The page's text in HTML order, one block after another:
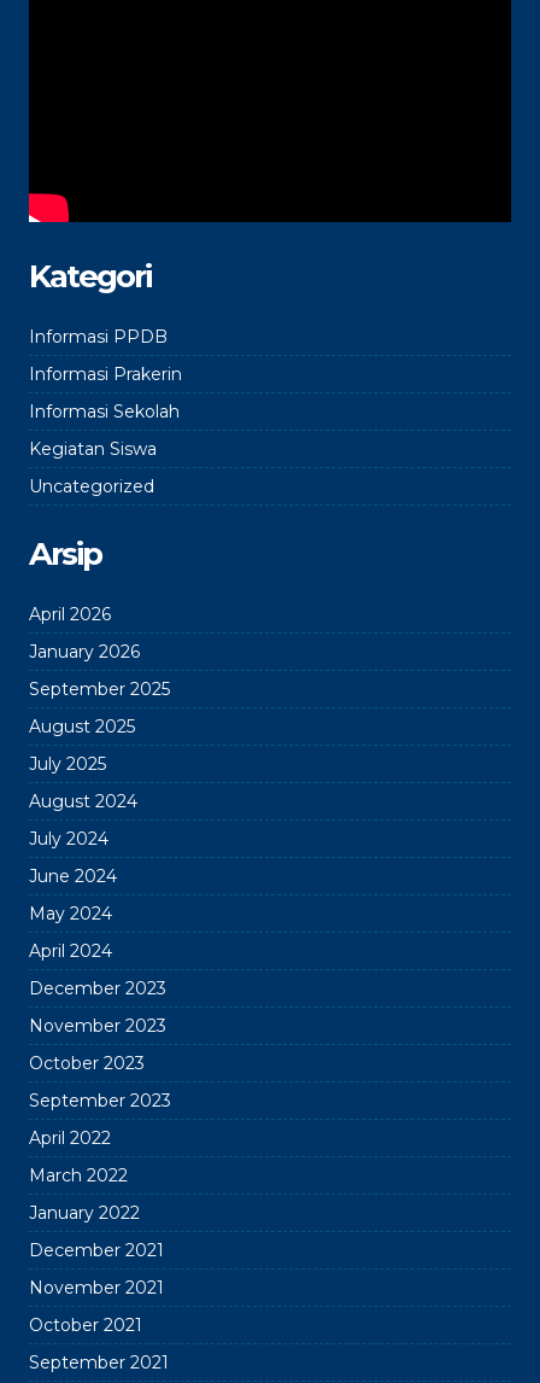
Kategori
Informasi PPDB
Informasi Prakerin
Informasi Sekolah
Kegiatan Siswa
Uncategorized
Arsip
April 2026
January 2026
September 2025
August 2025
July 2025
August 2024
July 2024
June 2024
May 2024
April 2024
December 2023
November 2023
October 2023
September 2023
April 2022
March 2022
January 2022
December 2021
November 2021
October 2021
September 2021